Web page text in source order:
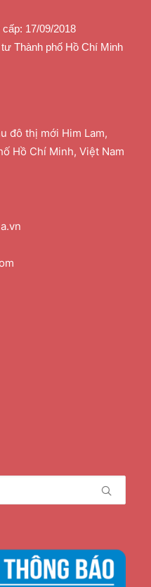
17/09/2018
Thành phố Hồ Chí Minh
đô thị mới Him Lam,
Hồ Chí Minh, Việt Nam